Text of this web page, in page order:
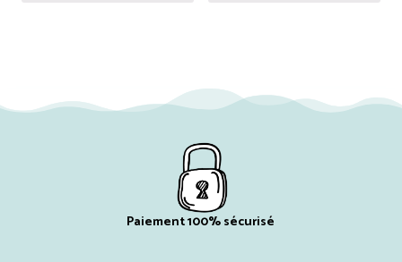
Paiement 100% sécurisé